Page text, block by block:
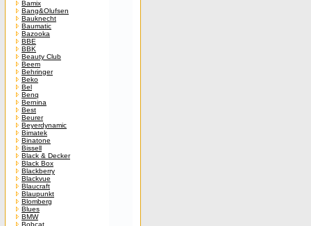
Bamix
Bang&Olufsen
Bauknecht
Baumatic
Bazooka
BBE
BBK
Beauty Club
Beem
Behringer
Beko
Bel
Benq
Bernina
Best
Beurer
Beyerdynamic
Bimatek
Binatone
Bissell
Black & Decker
Black Box
Blackberry
Blackvue
Blaucraft
Blaupunkt
Blomberg
Blues
BMW
Bobcat